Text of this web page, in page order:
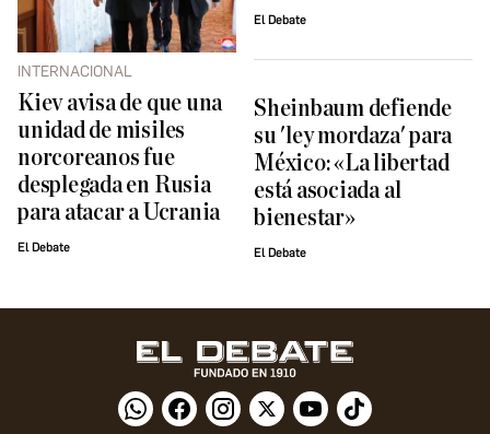
INTERNACIONAL
Kiev avisa de que una
unidad de misiles
norcoreanos fue
desplegada en Rusia
para atacar a Ucrania
El Debate
El Debate
Sheinbaum defiende
su 'ley mordaza' para
México: «La libertad
está asociada al
bienestar»
El Debate